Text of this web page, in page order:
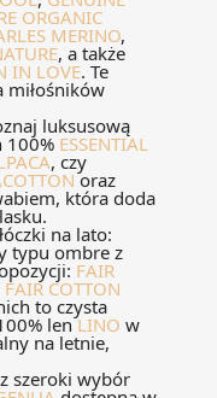
ORGANIC
MERINO,
, a także
IN LOVE. Te
miłośników
luksusową
100% ESSENTIAL
, czy
oraz
która doda
na lato:
typu ombre z
FAIR
FAIR COTTON
to czysta
lenLINO w
na letnie,
szeroki wybór